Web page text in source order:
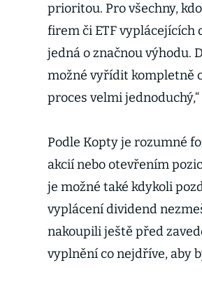
prioritou. Pro všechny,
firem či ETF vyplácejících
jedná o značnou výhodu.
možné vyřídit kompletně
proces velmi
Podle Kopty je rozumné
akcií nebo otevřením
je možné také kdykoli
vyplácení dividend
nakoupili ještě před
vyplnění co nejdříve, aby